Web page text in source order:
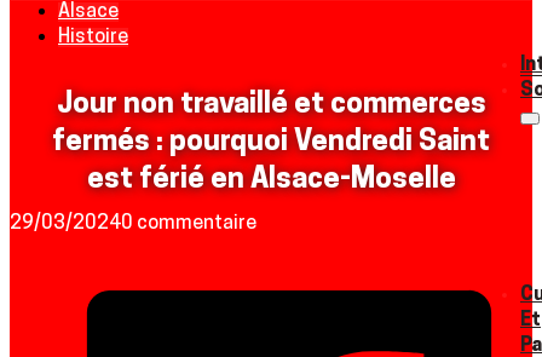
Et
Alsace
Histoire
Jour non travaillé et commerces
fermés : pourquoi Vendredi Saint
est férié en Alsace-Moselle
29/03/20240 commentaire